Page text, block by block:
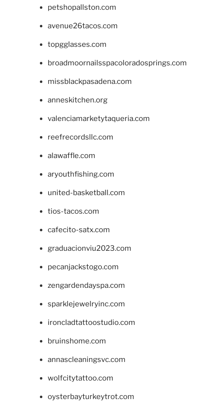
petshopallston.com
avenue26tacos.com
topgglasses.com
broadmoornailsspacoloradosprings.com
missblackpasadena.com
anneskitchen.org
valenciamarketytaqueria.com
reefrecordsllc.com
alawaffle.com
aryouthfishing.com
united-basketball.com
tios-tacos.com
cafecito-satx.com
graduacionviu2023.com
pecanjackstogo.com
zengardendayspa.com
sparklejewelryinc.com
ironcladtattoostudio.com
bruinshome.com
annascleaningsvc.com
wolfcitytattoo.com
oysterbayturkeytrot.com